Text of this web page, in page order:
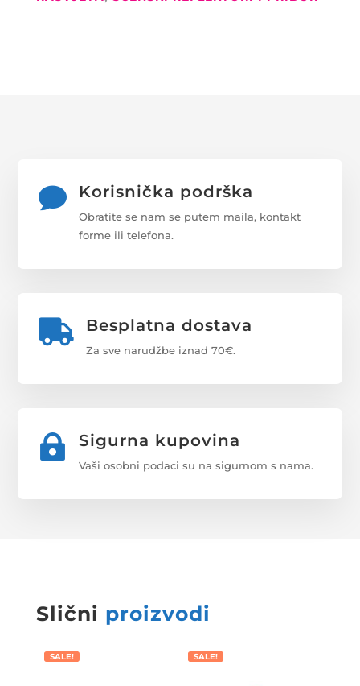
LIGHT
 Korisnička podrška
Obratite se nam se putem maila, kontakt
forme ili telefona.
 Besplatna dostava
Za sve narudžbe iznad 70€.
 Sigurna kupovina
Vaši osobni podaci su na sigurnom s nama.
Slični proizvodi
SALE! SALE!